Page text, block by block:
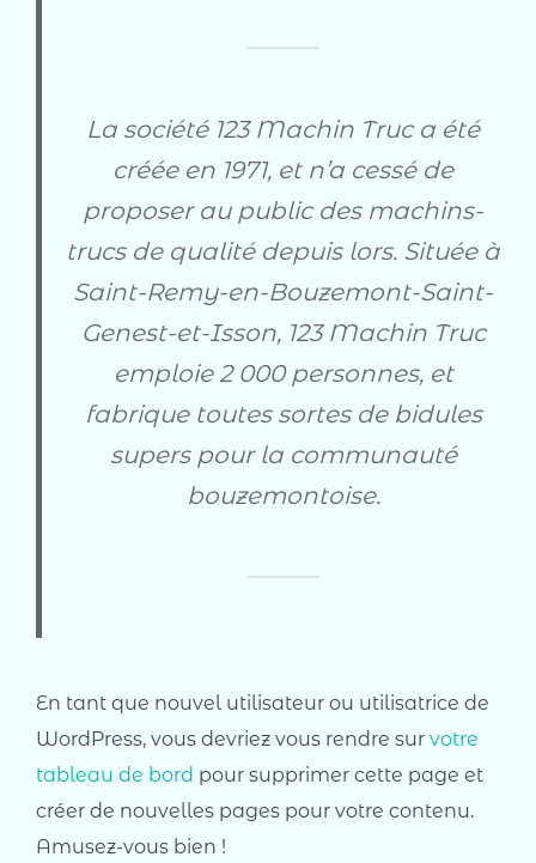
La société 123 Machin Truc a été
créée en 1971, et n’a cessé de
proposer au public des machins-
trucs de qualité depuis lors. Située à
Saint-Remy-en-Bouzemont-Saint-
Genest-et-Isson, 123 Machin Truc
emploie 2 000 personnes, et
fabrique toutes sortes de bidules
supers pour la communauté
bouzemontoise.
En tant que nouvel utilisateur ou utilisatrice de
WordPress, vous devriez vous rendre sur votre
tableau de bord pour supprimer cette page et
créer de nouvelles pages pour votre contenu.
Amusez-vous bien !